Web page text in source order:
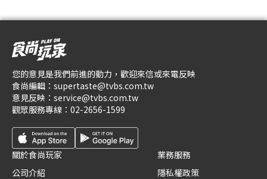
您的意見是我們前進的動力，歡迎來信或來電反映
食尚編輯： supertaste@tvbs.com.tw
意見反映： service@tvbs.com.tw
觀眾服務專線： 02-2656-1599
關於食尚玩家
公司介紹
業務服務
隱私權政策